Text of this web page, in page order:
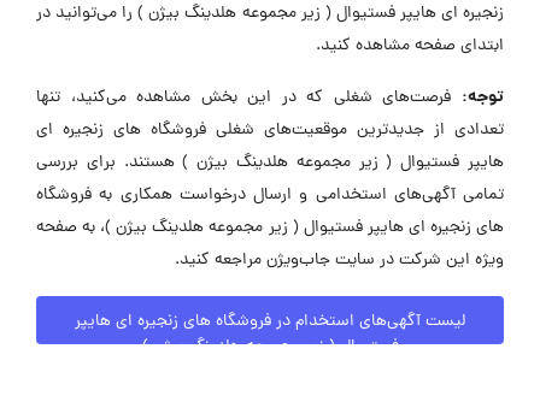
زنجیره ای هایپر فستیوال ( زیر مجموعه هلدینگ بیژن ) را می‌توانید در
ابتدای صفحه مشاهده کنید.
توجه: فرصت‌های شغلی که در این بخش مشاهده می‌کنید، تنها
تعدادی از جدیدترین موقعیت‌های شغلی فروشگاه های زنجیره ای
هایپر فستیوال ( زیر مجموعه هلدینگ بیژن ) هستند. برای بررسی
تمامی آگهی‌های استخدامی و ارسال درخواست همکاری به فروشگاه
های زنجیره ای هایپر فستیوال ( زیر مجموعه هلدینگ بیژن )، به صفحه
ویژه این شرکت در سایت جاب‌ویژن مراجعه کنید.
لیست آگهی‌های استخدام در فروشگاه های زنجیره ای هایپر
فستیوال ( زیر مجموعه هلدینگ بیژن )